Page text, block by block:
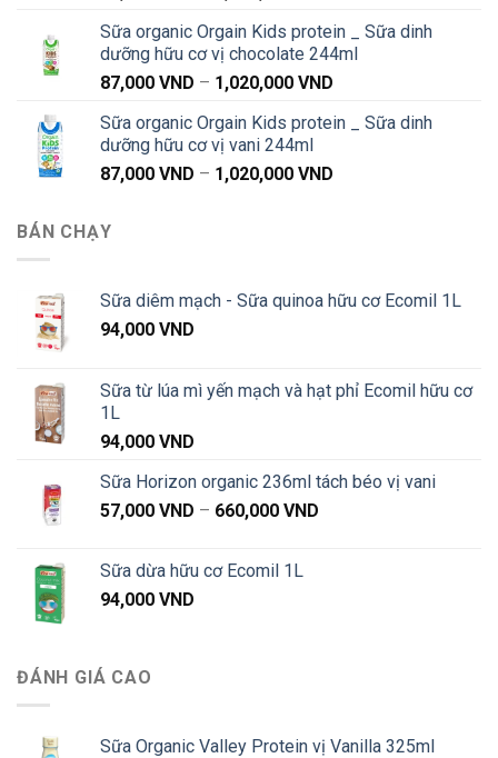
từ
91,000 VND
Sữa organic Orgain Kids protein _ Sữa dinh
dưỡng hữu cơ vị chocolate 244ml
87,000 VND – 1,020,000 VND
từ
Sữa organic Orgain Kids protein _ Sữa dinh
dưỡng hữu cơ vị vani 244ml
87,000 VND – 1,020,000 VND
1,020,000 VND
BÁN CHẠY
Sữa diêm mạch - Sữa quinoa hữu cơ Ecomil 1L
94,000 VND
Sữa từ lúa mì yến mạch và hạt phỉ Ecomil hữu cơ
1L
94,000 VND
Sữa Horizon organic 236ml tách béo vị vani
57,000 VND – 660,000 VND
Sữa dừa hữu cơ Ecomil 1L
94,000 VND
ĐÁNH GIÁ CAO
Sữa Organic Valley Protein vị Vanilla 325ml